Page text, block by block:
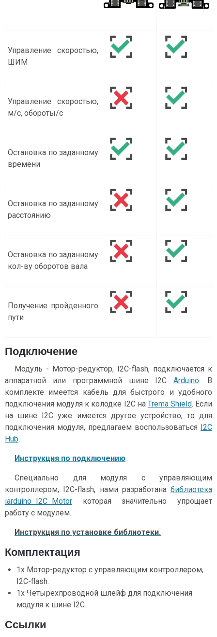
Управление скоростью,
ШИМ
Управление скоростью,
м/c, обороты/c
Остановка по заданному
времени
Остановка по заданному
расстоянию
Остановка по заданному
кол-ву оборотов вала
Получение пройденного
пути
Подключение
Модуль - Мотор-редуктор, I2C-flash, подключается к
аппаратной или программной шине I2CArduino. В
комплекте имеется кабель для быстрого и удобного
подключения модуля к колодке I2C на Trema Shield. Если
на шине I2C уже имеется другое устройство, то для
подключения модуля, предлагаем воспользоваться
I2C
Hub.
Инструкция по подключению.
Специально для модуля с управляющим
контроллером, I2C-flash, нами разработана библиотека
iarduino_I2C_Motor которая значительно упрощает
работу с модулем.
Инструкция по установке библиотеки.
Комплектация
1x Мотор-редуктор с управляющим контроллером,
I2C-flash.
1x Четырехпроводной шлейф для подключения
модуля к шине I2C.
Ссылки